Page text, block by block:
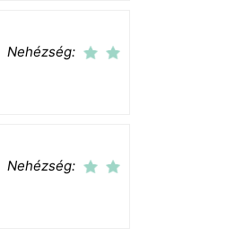
Nehézség:
Nehézség: